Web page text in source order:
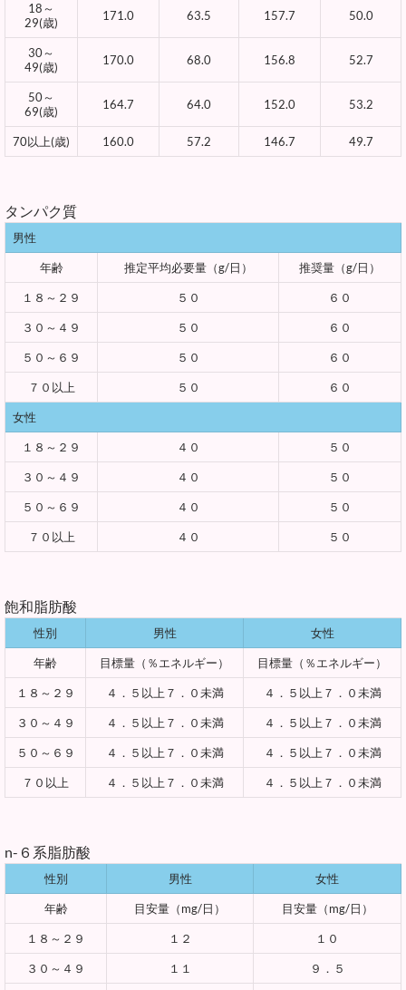
18～
29(歳)
171.0 63.5 157.7 50.0
30～
49(歳)
170.0 68.0 156.8 52.7
50～
69(歳)
164.7 64.0 152.0 53.2
70以上(歳) 160.0 57.2 146.7 49.7
タンパク質
男性
年齢 推定平均必要量（g/日） 推奨量（g/日）
１８～２９ ５０ ６０
３０～４９ ５０ ６０
５０～６９ ５０ ６０
７０以上 ５０ ６０
女性
１８～２９ ４０ ５０
３０～４９ ４０ ５０
５０～６９ ４０ ５０
７０以上 ４０ ５０
飽和脂肪酸
性別 男性 女性
年齢 目標量（％エネルギー） 目標量（％エネルギー）
１８～２９ ４．５以上７．０未満 ４．５以上７．０未満
３０～４９ ４．５以上７．０未満 ４．５以上７．０未満
５０～６９ ４．５以上７．０未満 ４．５以上７．０未満
７０以上 ４．５以上７．０未満 ４．５以上７．０未満
n-６系脂肪酸
性別 男性 女性
年齢 目安量（mg/日） 目安量（mg/日）
１８～２９ １２ １０
３０～４９ １１ ９．５